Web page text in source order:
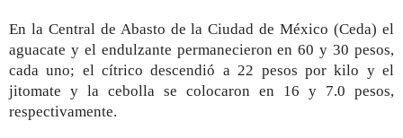
En la Central de Abasto de la Ciudad de México (Ceda) el
aguacate y el endulzante permanecieron en 60 y 30 pesos,
cada uno; el cítrico descendió a 22 pesos por kilo y el
jitomate y la cebolla se colocaron en 16 y 7.0 pesos,
respectivamente.